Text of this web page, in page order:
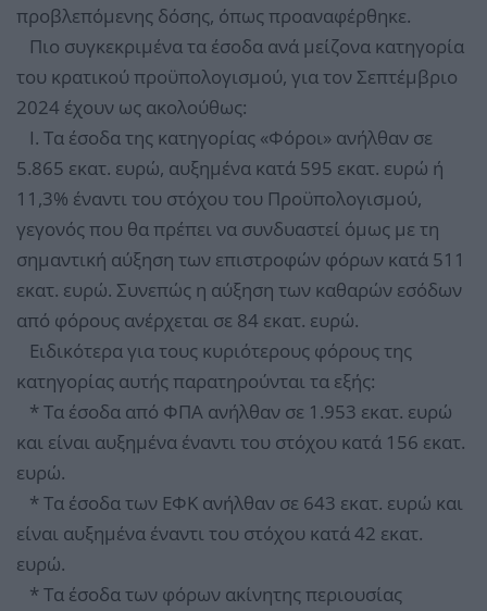
προβλεπόμενης δόσης, όπως προαναφέρθηκε.
Πιο συγκεκριμένα τα έσοδα ανά μείζονα κατηγορία
του κρατικού προϋπολογισμού, για τον Σεπτέμβριο
2024 έχουν ως ακολούθως:
I. Τα έσοδα της κατηγορίας «Φόροι» ανήλθαν σε
5.865 εκατ. ευρώ, αυξημένα κατά 595 εκατ. ευρώ ή
11,3% έναντι του στόχου του Προϋπολογισμού,
γεγονός που θα πρέπει να συνδυαστεί όμως με τη
σημαντική αύξηση των επιστροφών φόρων κατά 511
εκατ. ευρώ. Συνεπώς η αύξηση των καθαρών εσόδων
από φόρους ανέρχεται σε 84 εκατ. ευρώ.
Ειδικότερα για τους κυριότερους φόρους της
κατηγορίας αυτής παρατηρούνται τα εξής:
* Τα έσοδα από ΦΠΑ ανήλθαν σε 1.953 εκατ. ευρώ
και είναι αυξημένα έναντι του στόχου κατά 156 εκατ.
ευρώ.
* Τα έσοδα των ΕΦΚ ανήλθαν σε 643 εκατ. ευρώ και
είναι αυξημένα έναντι του στόχου κατά 42 εκατ.
ευρώ.
* Τα έσοδα των φόρων ακίνητης περιουσίας